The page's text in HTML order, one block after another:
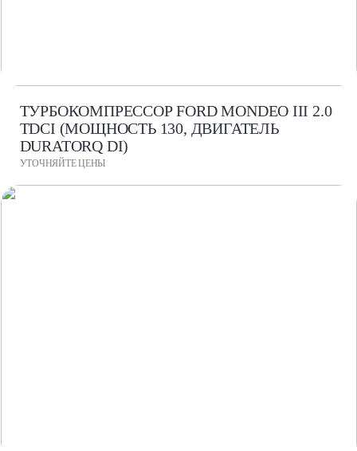
ТУРБОКОМПРЕССОР FORD MONDEO III 2.0
TDCI (МОЩНОСТЬ 130, ДВИГАТЕЛЬ
DURATORQ DI)
УТОЧНЯЙТЕ ЦЕНЫ